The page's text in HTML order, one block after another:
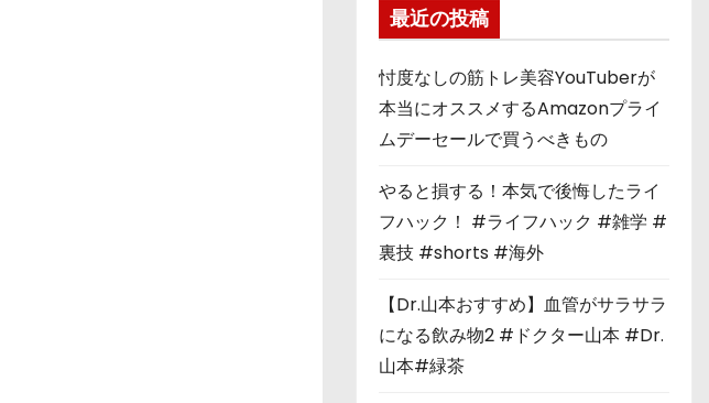
最近の投稿
忖度なしの筋トレ美容YouTuberが
本当にオススメするAmazonプライ
ムデーセールで買うべきもの
やると損する！本気で後悔したライ
フハック！ #ライフハック #雑学 #
裏技 #shorts #海外
【Dr.山本おすすめ】血管がサラサラ
になる飲み物2 #ドクター山本 #Dr.
山本#緑茶